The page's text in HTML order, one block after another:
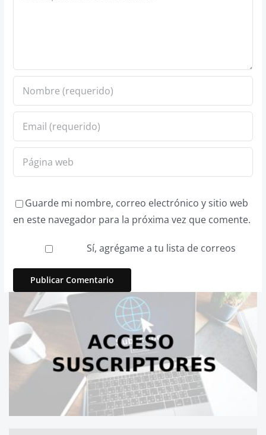
Guarde mi nombre, correo electrónico y sitio web
en este navegador para la próxima vez que comente.
Sí, agrégame a tu lista de correos